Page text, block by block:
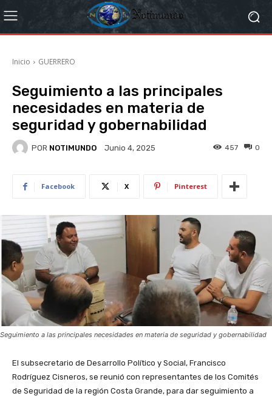
Inicio GUERRERO
Seguimiento a las principales
necesidades en materia de
seguridad y gobernabilidad
POR NOTIMUNDO Junio 4, 2025 0
457
Facebook X Pinterest
Seguimiento a las principales necesidades en materia de seguridad y gobernabilidad
El subsecretario de Desarrollo Político y Social, Francisco
Rodríguez Cisneros, se reunió con representantes de los Comités
de Seguridad de la región Costa Grande, para dar seguimiento a